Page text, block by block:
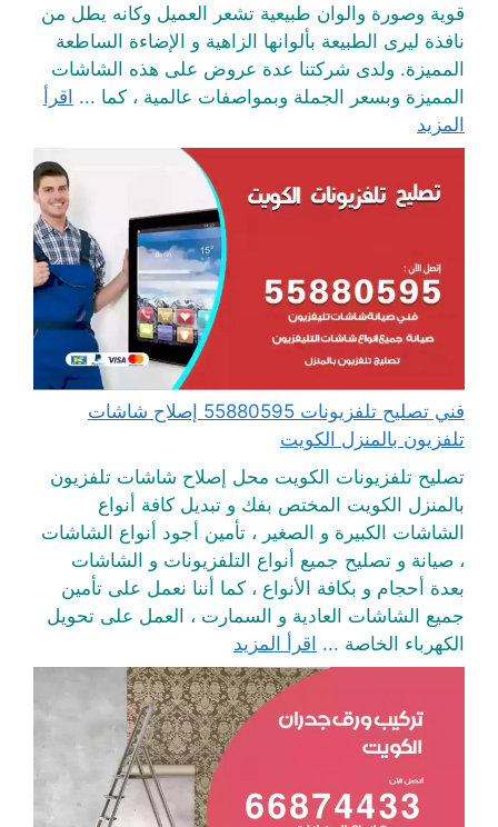
قوية وصورة والوان طبيعية تشعر العميل وكانه يطل من
نافذة ليرى الطبيعة بألوانها الزاهية و الإضاءة الساطعة
المميزة. ولدى شركتنا عدة عروض على هذه الشاشات
المميزة وبسعر الجملة وبمواصفات عالمية ، كما ... اقرأ
المزيد
فني تصليح تلفزيونات 55880595 إصلاح شاشات
تلفزيون بالمنزل الكويت
تصليح تلفزيونات الكويت محل إصلاح شاشات تلفزيون
بالمنزل الكويت المختص بفك و تبديل كافة أنواع
الشاشات الكبيرة و الصغير ، تأمين أجود أنواع الشاشات
، صيانة و تصليح جميع أنواع التلفزيونات و الشاشات
بعدة أحجام و بكافة الأنواع ، كما أننا نعمل على تأمين
جميع الشاشات العادية و السمارت ، العمل على تحويل
الكهرباء الخاصة ... اقرأ المزيد